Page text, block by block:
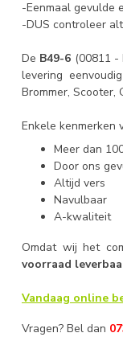
-Eenmaal gevulde
-DUS controleer
De B49-6 (00811 -
levering
Brommer, Scooter,
Enkele kenmerken
Meer dan
Door ons
Altijd vers
Navulbaar
A-kwaliteit
Omdat wij het
voorraad
Vandaag online
Vragen? Bel dan